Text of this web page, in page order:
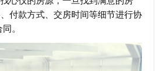
付款方式、交房时间等细节进行协
。